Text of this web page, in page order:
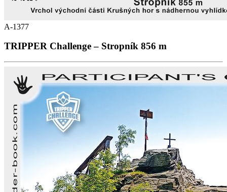
A-1377
TRIPPER Challenge – Stropník 856 m